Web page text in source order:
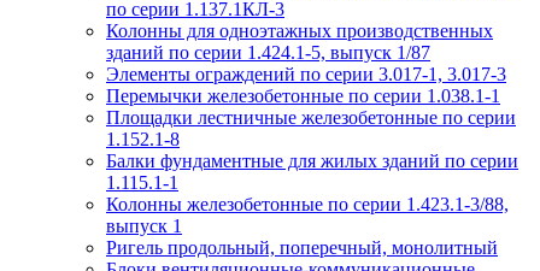
по серии 1.137.1КЛ-3
Колонны для одноэтажных производственных
зданий по серии 1.424.1-5, выпуск 1/87
Элементы ограждений по серии 3.017-1, 3.017-3
Перемычки железобетонные по серии 1.038.1-1
Площадки лестничные железобетонные по серии
1.152.1-8
Балки фундаментные для жилых зданий по серии
1.115.1-1
Колонны железобетонные по серии 1.423.1-3/88,
выпуск 1
Ригель продольный, поперечный, монолитный